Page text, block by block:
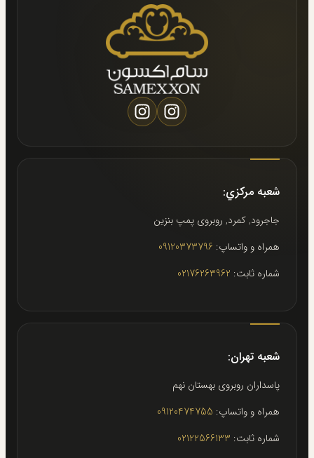
شعبه مركزي:
جاجرود, كمرد, روبروى پمپ بنزين
همراه و واتساپ: 09120373796
شماره ثابت: 02176263962
شعبه تهران:
پاسداران روبروى بهستان نهم
همراه و واتساپ: 09120474755
شماره ثابت: 02122566133